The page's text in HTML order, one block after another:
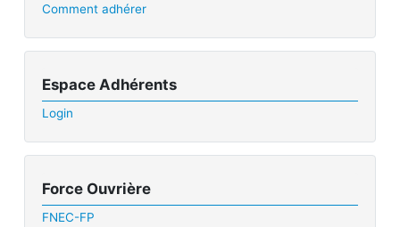
Comment adhérer
Espace Adhérents
Login
Force Ouvrière
FNEC-FP